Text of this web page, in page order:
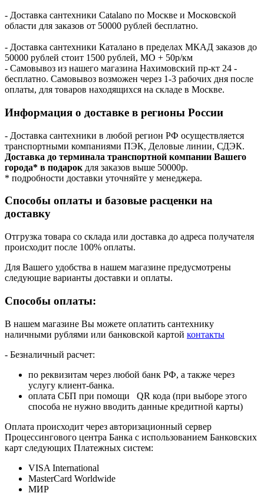
- Доставка сантехники Catalano по Москве и Московской
области для заказов от 50000 рублей бесплатно.
- Доставка сантехники Каталано в пределах МКАД заказов до
50000 рублей стоит 1500 рублей, МО + 50р/км
- Самовывоз из нашего магазина Нахимовский пр-кт 24 -
бесплатно. Самовывоз возможен через 1-3 рабочих дня после
оплаты, для товаров находящихся на складе в Москве.
Информация о доставке в регионы России
- Доставка сантехники в любой регион РФ осуществляется
транспортными компаниями ПЭК, Деловые линии, СДЭК.
Доставка до терминала транспортной компании Вашего
города* в подарок для заказов выше 50000р.
* подробности доставки уточняйте у менеджера.
Способы оплаты и базовые расценки на
доставку
Отгрузка товара со склада или доставка до адреса получателя
происходит после 100% оплаты.
Для Вашего удобства в нашем магазине предусмотрены
следующие варианты доставки и оплаты.
Способы оплаты:
В нашем магазине Вы можете оплатить сантехнику
наличными рублями или банковской картой контакты
- Безналичный расчет:
по реквизитам через любой банк РФ, а также через
услугу клиент-банка.
оплата СБП при помощи QR кода (при выборе этого
способа не нужно вводить данные кредитной карты)
Оплата происходит через авторизационный сервер
Процессингового центра Банка с использованием Банковских
карт следующих Платежных систем:
VISA International
MasterCard Worldwide
МИР